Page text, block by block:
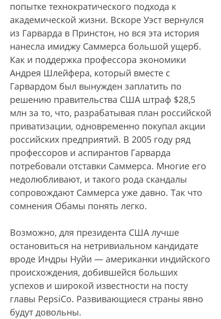
попытке технократического подхода к
академической жизни. Вскоре Уэст вернулся
из Гарварда в Принстон, но вся эта история
нанесла имиджу Саммерса большой ущерб.
Как и поддержка профессора экономики
Андрея Шлейфера, который вместе с
Гарвардом был вынужден заплатить по
решению правительства США штраф $28,5
млн за то, что, разрабатывая план российской
приватизации, одновременно покупал акции
российских предприятий. В 2005 году ряд
профессоров и аспирантов Гарварда
потребовали отставки Саммерса. Многие его
недолюбливают, и такого рода скандалы
сопровождают Саммерса уже давно. Так что
сомнения Обамы понять легко.
Возможно, для президента США лучше
остановиться на нетривиальном кандидате
вроде Индры Нуйи — американки индийского
происхождения, добившейся больших
успехов и широкой известности на посту
главы PepsiCo. Развивающиеся страны явно
будут довольны.